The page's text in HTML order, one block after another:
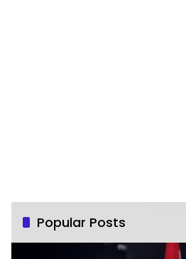
Popular Posts